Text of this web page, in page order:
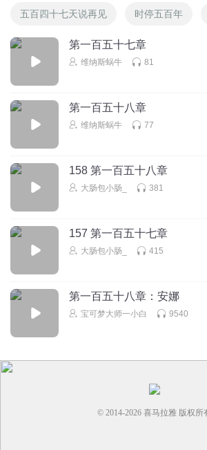
五百四十七天说再见 时停五百年
第一百五十七章
维纳斯蜗牛 81
第一百五十八章
维纳斯蜗牛 77
158 第一百五十八章
大肠包小肠_ 381
157 第一百五十七章
大肠包小肠_ 415
第一百五十八章：安娜
宝可梦大师一小白 9540
© 2014-2026 喜马拉雅 版权所